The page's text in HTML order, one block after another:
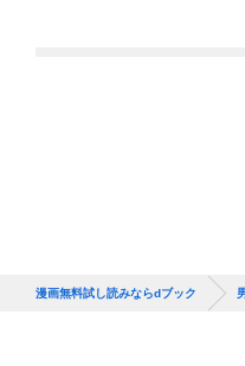
漫画無料試し読みならdブック